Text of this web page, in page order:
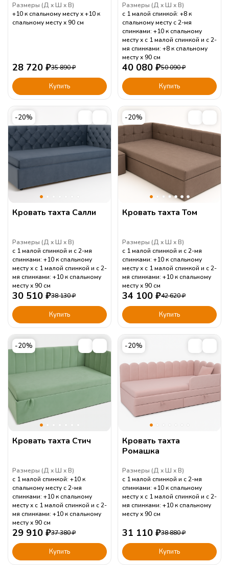
Размеры (Д Ш В)
+10 к спальному месту
+10 к
спальному месту
90 см
28 720 ₽35 890₽
Купить
Размеры (Д Ш В)
с 1 малой спинкой: +8 к
спальному месту с 2-мя
спинками: +10 к спальному
месту
с 1 малой спинкой и с 2-
мя спинками: +8 к спальному
месту
90 см
40 080 ₽50 090₽
Купить
-20%
Кровать тахта Салли
Размеры (Д Ш В)
с 1 малой спинкой и с 2-мя
спинками: +10 к спальному
месту
с 1 малой спинкой и с 2-
мя спинками: +10 к спальному
месту
90 см
30 510 ₽38 130₽
Купить
-20%
Кровать тахта Том
Размеры (Д Ш В)
с 1 малой спинкой и с 2-мя
спинками: +10 к спальному
месту
с 1 малой спинкой и с 2-
мя спинками: +10 к спальному
месту
90 см
34 100 ₽42 620₽
Купить
-20%
Кровать тахта Стич
Размеры (Д Ш В)
с 1 малой спинкой: +10 к
спальному месту с 2-мя
спинками: +10 к спальному
месту
с 1 малой спинкой и с 2-
мя спинками: +10 к спальному
месту
90 см
29 910 ₽37 380₽
Купить
-20%
Кровать тахта
Ромашка
Размеры (Д Ш В)
с 1 малой спинкой и с 2-мя
спинками: +10 к спальному
месту
с 1 малой спинкой и с 2-
мя спинками: +10 к спальному
месту
90 см
31 110 ₽38 880₽
Купить